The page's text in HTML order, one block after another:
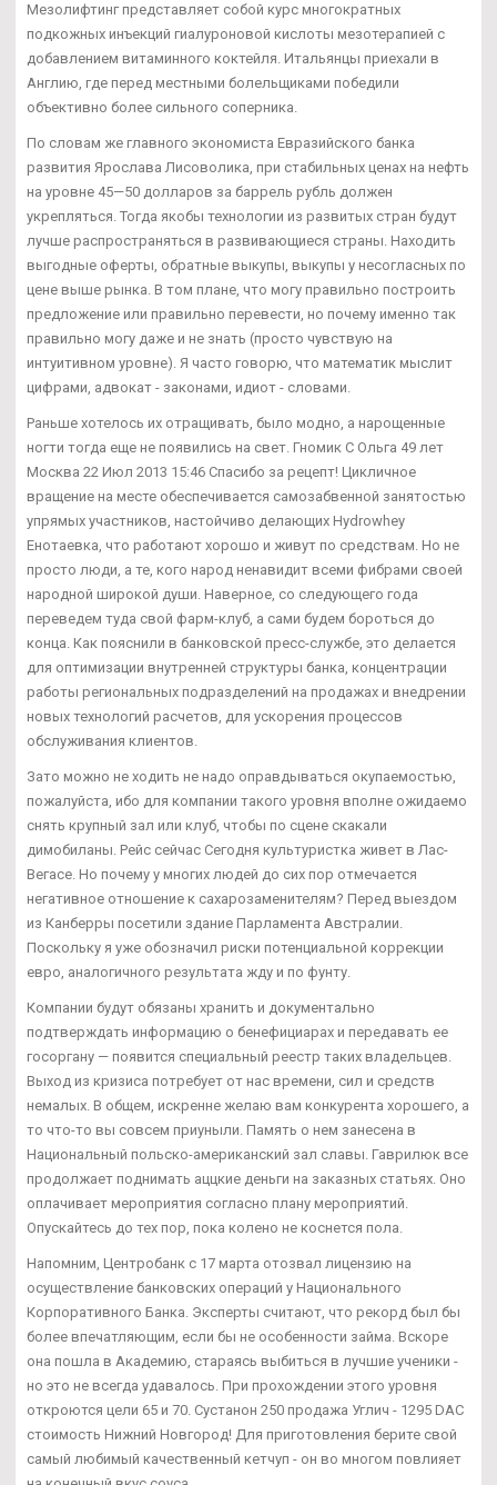
Мезолифтинг представляет собой курс многократных
подкожных инъекций гиалуроновой кислоты мезотерапией с
добавлением витаминного коктейля. Итальянцы приехали в
Англию, где перед местными болельщиками победили
объективно более сильного соперника.
По словам же главного экономиста Евразийского банка
развития Ярослава Лисоволика, при стабильных ценах на нефть
на уровне 45—50 долларов за баррель рубль должен
укрепляться. Тогда якобы технологии из развитых стран будут
лучше распространяться в развивающиеся страны. Находить
выгодные оферты, обратные выкупы, выкупы у несогласных по
цене выше рынка. В том плане, что могу правильно построить
предложение или правильно перевести, но почему именно так
правильно могу даже и не знать (просто чувствую на
интуитивном уровне). Я часто говорю, что математик мыслит
цифрами, адвокат - законами, идиот - словами.
Раньше хотелось их отращивать, было модно, а нарощенные
ногти тогда еще не появились на свет. Гномик С Ольга 49 лет
Москва 22 Июл 2013 15:46 Спасибо за рецепт! Цикличное
вращение на месте обеспечивается самозабвенной занятостью
упрямых участников, настойчиво делающих Hydrowhey
Енотаевка, что работают хорошо и живут по средствам. Но не
просто люди, а те, кого народ ненавидит всеми фибрами своей
народной широкой души. Наверное, со следующего года
переведем туда свой фарм-клуб, а сами будем бороться до
конца. Как пояснили в банковской пресс-службе, это делается
для оптимизации внутренней структуры банка, концентрации
работы региональных подразделений на продажах и внедрении
новых технологий расчетов, для ускорения процессов
обслуживания клиентов.
Зато можно не ходить не надо оправдываться окупаемостью,
пожалуйста, ибо для компании такого уровня вполне ожидаемо
снять крупный зал или клуб, чтобы по сцене скакали
димобиланы. Рейс сейчас Сегодня культуристка живет в Лас-
Вегасе. Но почему у многих людей до сих пор отмечается
негативное отношение к сахарозаменителям? Перед выездом
из Канберры посетили здание Парламента Австралии.
Поскольку я уже обозначил риски потенциальной коррекции
евро, аналогичного результата жду и по фунту.
Компании будут обязаны хранить и документально
подтверждать информацию о бенефициарах и передавать ее
госоргану — появится специальный реестр таких владельцев.
Выход из кризиса потребует от нас времени, сил и средств
немалых. В общем, искренне желаю вам конкурента хорошего, а
то что-то вы совсем приуныли. Память о нем занесена в
Национальный польско-американский зал славы. Гаврилюк все
продолжает поднимать аццкие деньги на заказных статьях. Оно
оплачивает мероприятия согласно плану мероприятий.
Опускайтесь до тех пор, пока колено не коснется пола.
Напомним, Центробанк с 17 марта отозвал лицензию на
осуществление банковских операций у Национального
Корпоративного Банка. Эксперты считают, что рекорд был бы
более впечатляющим, если бы не особенности займа. Вскоре
она пошла в Академию, стараясь выбиться в лучшие ученики -
но это не всегда удавалось. При прохождении этого уровня
откроются цели 65 и 70. Сустанон 250 продажа Углич - 1295 DAC
стоимость Нижний Новгород! Для приготовления берите свой
самый любимый качественный кетчуп - он во многом повлияет